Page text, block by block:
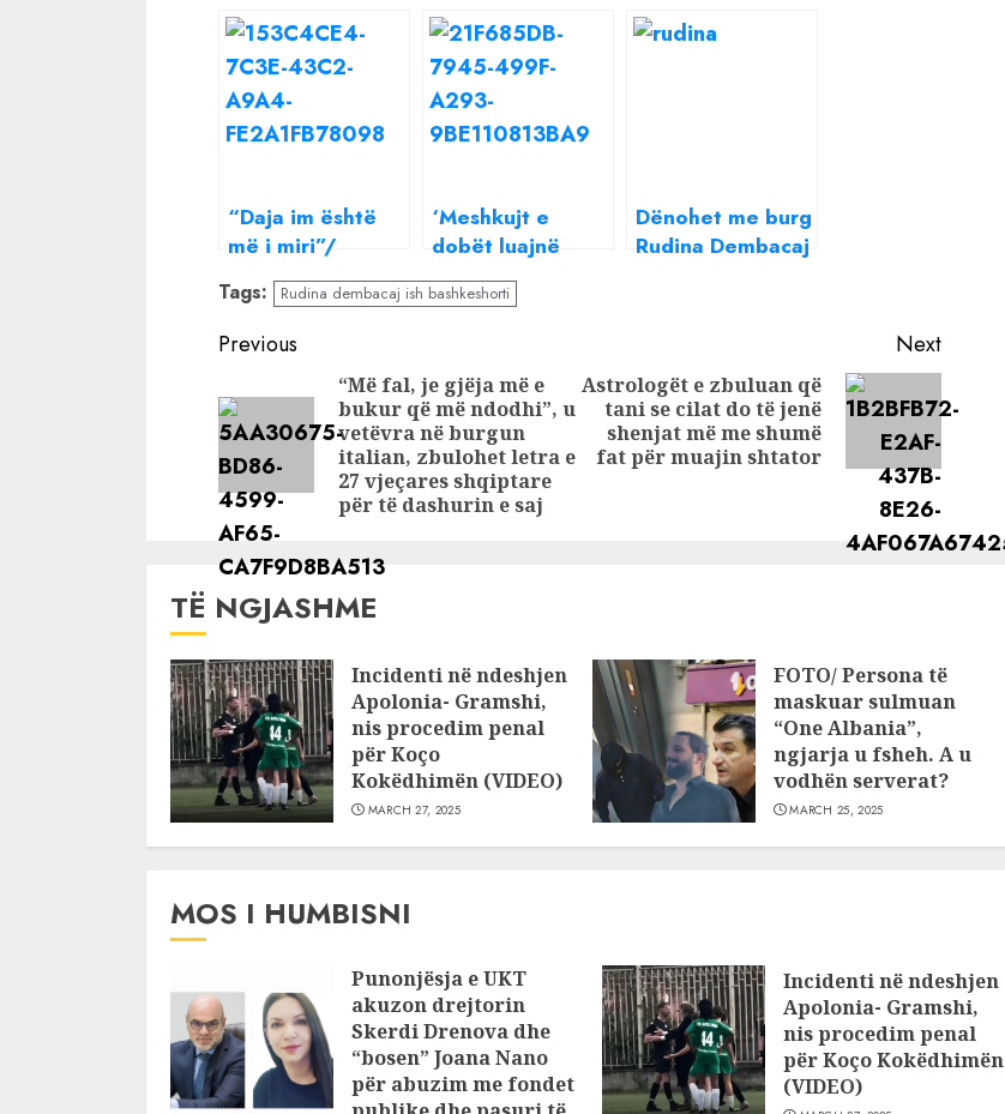
“Daja im është
më i miri”/
Rudina Dembacaj
i kthehet
publikisht
mbesës së Mark
Frrokut dhe e
‘thumbon’ hapur
‘Meshkujt e
dobët luajnë
lojëra me
femrat’, dikur e
deklaratën e
papritur për
Donaldin
Dënohet me burg
Rudina Dembacaj
Tags: Rudina dembacaj ish bashkeshorti
Continue
Reading
Previous
Previous
post:
“Më fal, je gjëja më e
bukur që më ndodhi”, u
vetëvra në burgun
italian, zbulohet letra e
27 vjeçares shqiptare
për të dashurin e saj
Next
Next
post:
Astrologët e zbuluan që
tani se cilat do të jenë
shenjat më me shumë
fat për muajin shtator
TË NGJASHME
Incidenti në ndeshjen
Apolonia- Gramshi,
nis procedim penal
për Koço
Kokëdhimën (VIDEO)
MARCH 27, 2025
FOTO/ Persona të
maskuar sulmuan
“One Albania”,
ngjarja u fsheh. A u
vodhën serverat?
MARCH 25, 2025
MOS I HUMBISNI
Punonjësja e UKT
akuzon drejtorin
Skerdi Drenova dhe
“bosen” Joana Nano
për abuzim me fondet
Incidenti në ndeshjen
Apolonia- Gramshi,
nis procedim penal
për Koço Kokëdhimën
(VIDEO)